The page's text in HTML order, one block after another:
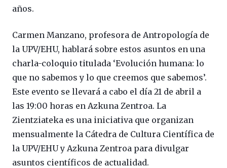
años.
Carmen Manzano, profesora de Antropología de
la UPV/EHU, hablará sobre estos asuntos en una
charla-coloquio titulada ‘Evolución humana: lo
que no sabemos y lo que creemos que sabemos’.
Este evento se llevará a cabo el día 21 de abril a
las 19:00 horas en Azkuna Zentroa. La
Zientziateka es una iniciativa que organizan
mensualmente la Cátedra de Cultura Científica de
la UPV/EHU y Azkuna Zentroa para divulgar
asuntos científicos de actualidad.